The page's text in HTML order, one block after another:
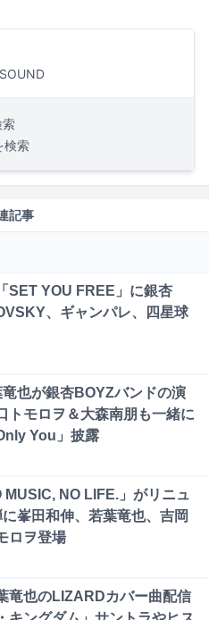
索
検索
記事
SET YOU FREE」に銀杏
、ギャンパレ、四星球
也が銀杏BOYZバンドの演
トモロヲ＆大森南朋も一緒に
You」披露
MUSIC, NO LIFE.」がリニュ
峯田和伸、若葉竜也、吉岡
ロヲ登場
竜也のLIZARDカバー曲配信